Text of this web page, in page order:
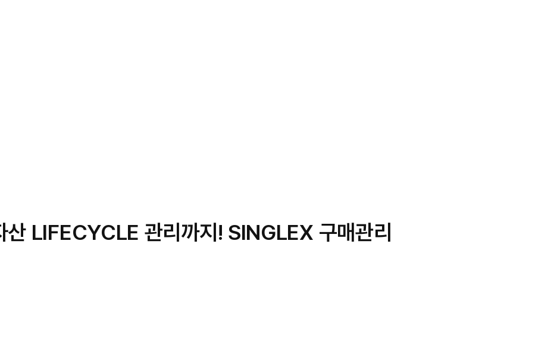
산 LIFECYCLE 관리까지! SINGLEX 구매관리